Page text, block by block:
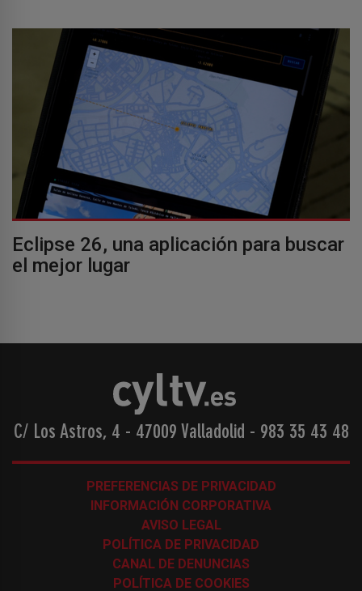
Eclipse 26, una aplicación para buscar
el mejor lugar
C/ Los Astros, 4 - 47009 Valladolid - 983 35 43 48
PREFERENCIAS DE PRIVACIDAD
INFORMACIÓN CORPORATIVA
AVISO LEGAL
POLÍTICA DE PRIVACIDAD
CANAL DE DENUNCIAS
POLÍTICA DE COOKIES